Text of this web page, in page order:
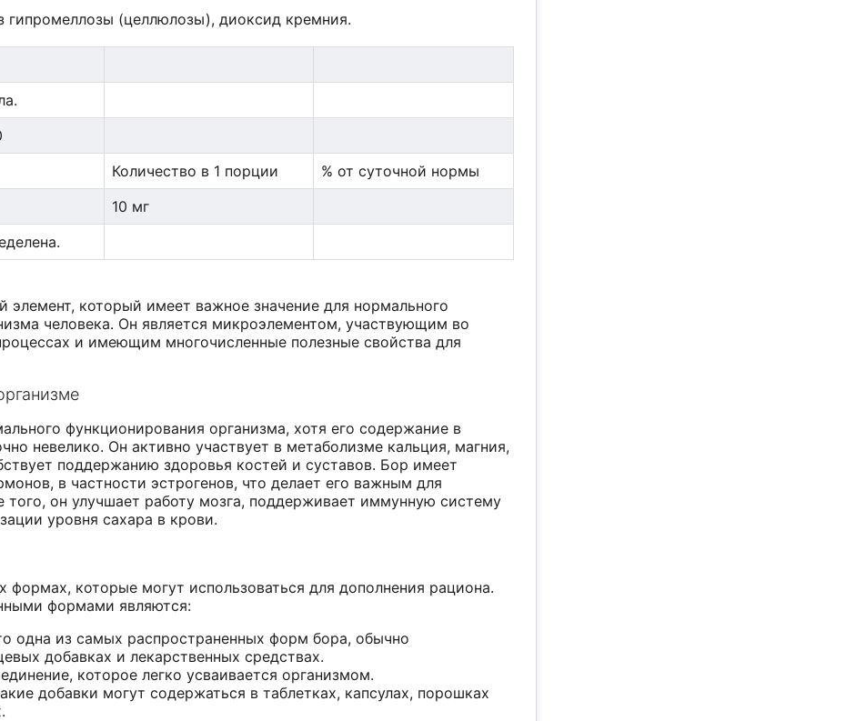
гипромеллозы (целлюлозы), диоксид кремния.
Количество в 1 порции
% от суточной нормы
10 мг
элемент, который имеет важное значение для нормального
человека. Он является микроэлементом, участвующим во
и имеющим многочисленные полезные свойства для
функционирования организма, хотя его содержание в
невелико. Он активно участвует в метаболизме кальция, магния,
поддержанию здоровья костей и суставов. Бор имеет
в частности эстрогенов, что делает его важным для
он улучшает работу мозга, поддерживает иммунную систему
уровня сахара в крови.
формах, которые могут использоваться для дополнения рациона.
формами являются:
одна из самых распространенных форм бора, обычно
добавках и лекарственных средствах.
которое легко усваивается организмом.
добавки могут содержаться в таблетках, капсулах, порошках